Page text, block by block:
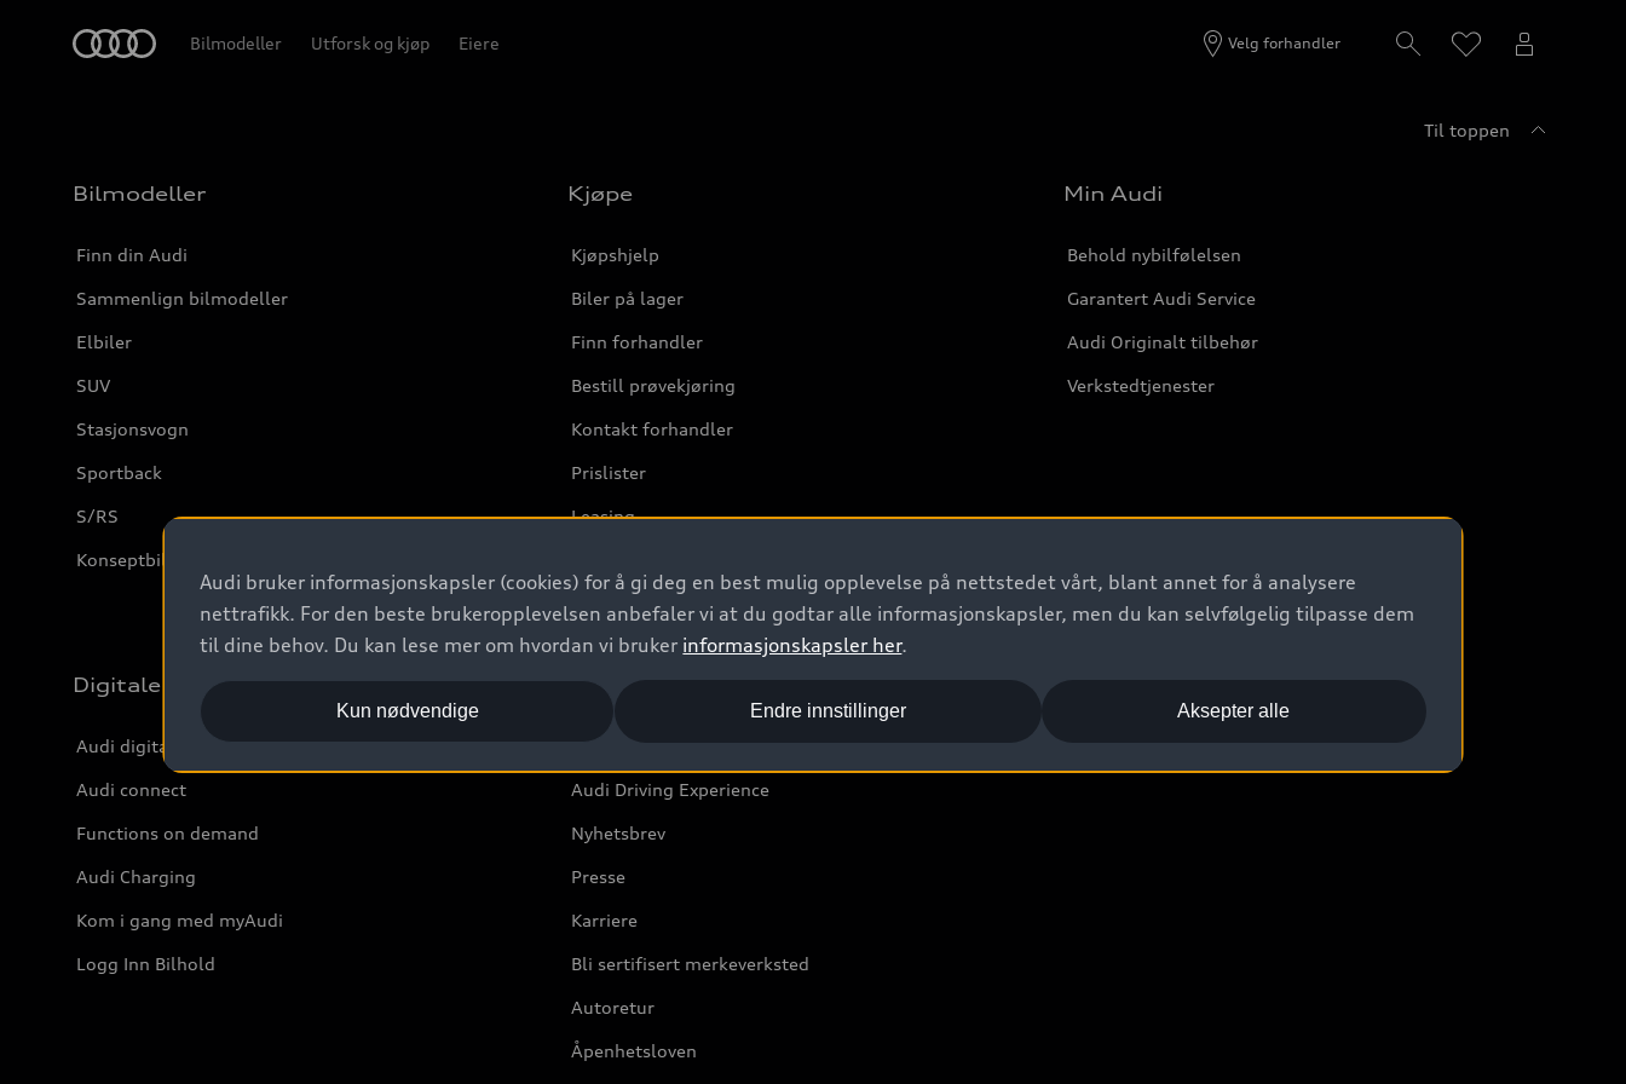
Bilmodeller Utforsk og kjøp Eiere Velg forhandler
Til toppen
Bilmodeller
Finn din Audi
Sammenlign bilmodeller
Elbiler
SUV
Stasjonsvogn
Sportback
S/RS
Konseptbiler og prototyper
Kjøpe
Kjøpshjelp
Biler på lager
Finn forhandler
Bestill prøvekjøring
Kontakt forhandler
Prislister
Leasing
Audi Forsikring
Min Audi
Behold nybilfølelsen
Garantert Audi Service
Audi Originalt tilbehør
Verkstedtjenester
Digitale tjenester
Audi digitale tjenester
Audi connect
Functions on demand
Audi Charging
Kom i gang med myAudi
Logg Inn Bilhold
Audi Norge
Kundeservice
Audi Driving Experience
Nyhetsbrev
Presse
Karriere
Bli sertifisert merkeverksted
Autoretur
Åpenhetsloven
Audi bruker informasjonskapsler (cookies) for å gi deg en best mulig opplevelse på nettstedet vårt, blant annet for å analysere
nettrafikk. For den beste brukeropplevelsen anbefaler vi at du godtar alle informasjonskapsler, men du kan selvfølgelig tilpasse dem
til dine behov. Du kan lese mer om hvordan vi bruker informasjonskapsler her.
Aksepter alle
Kun nødvendige Endre innstillinger